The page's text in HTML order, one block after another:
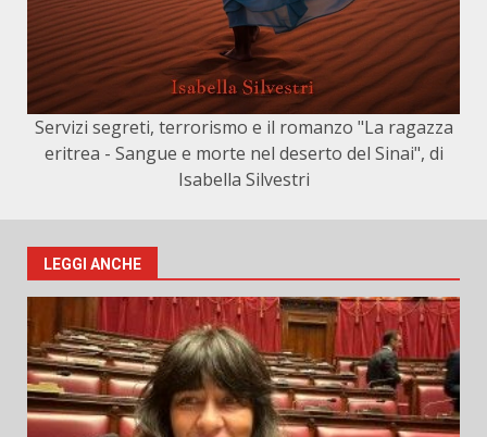
Servizi segreti, terrorismo e il romanzo "La ragazza
eritrea - Sangue e morte nel deserto del Sinai", di
Isabella Silvestri
LEGGI ANCHE